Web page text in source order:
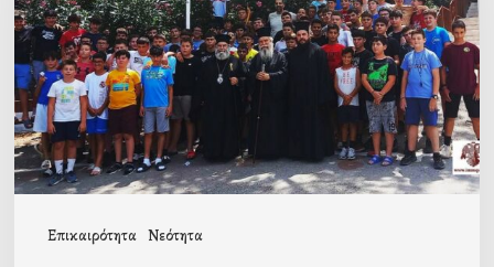
Επικαιρότητα Νεότητα
των
αγοριών
ολοκληρώθηκαν
οι
φετινές